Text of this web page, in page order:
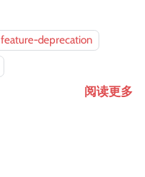
feature-deprecation
阅读更多